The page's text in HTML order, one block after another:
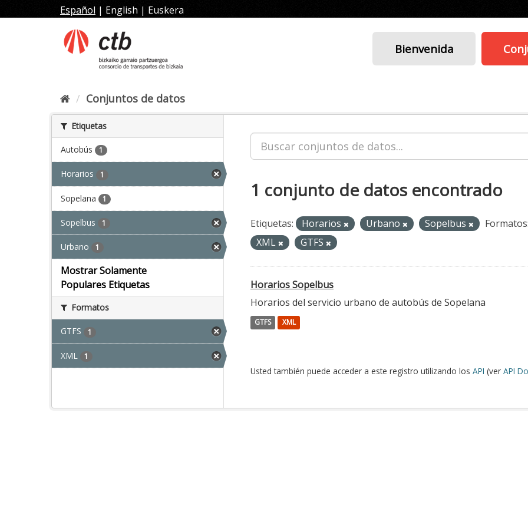
al
Español | English | Euskera
Bienvenida
Conjuntos de datos
Etiquetas
Autobús 1
Horarios 1
Sopelana 1
Sopelbus 1
Urbano 1
Mostrar Solamente
Populares Etiquetas
Formatos
GTFS 1
XML 1
1 conjunto de datos encontrado
Etiquetas: Horarios Urbano Sopelbus
Formatos:
XML
GTFS
Horarios Sopelbus
Horarios del servicio urbano de autobús de Sopelana
GTFS XML
Usted también puede acceder a este registro utilizando los API (ver API